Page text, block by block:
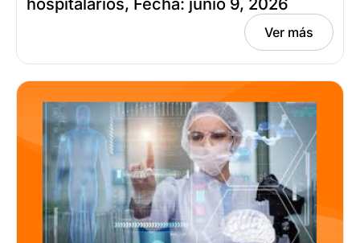
hospitalarios, Fecha: junio 9, 2026
Ver más